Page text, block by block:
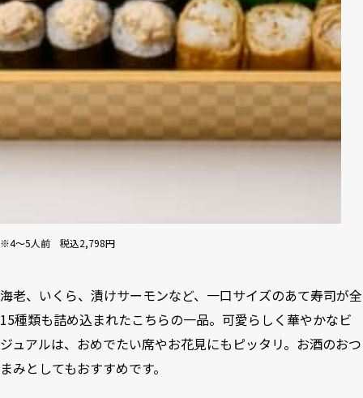
※4～5人前 税込2,798円
海老、いくら、漬けサーモンなど、一口サイズのあて寿司が全
15種類も詰め込まれたこちらの一品。可愛らしく華やかなビ
ジュアルは、おめでたい席やお花見にもピッタリ。お酒のおつ
まみとしてもおすすめです。